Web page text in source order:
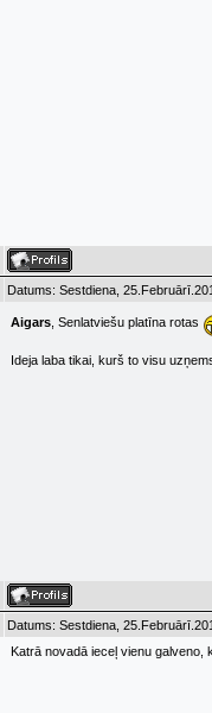
Datums: Sestdiena,
Aigars , Senlatviešu platīna rotas
Ideja laba tikai, kurš to visu
Datums: Sestdiena,
Katrā novadā ieceļ vienu galveno,